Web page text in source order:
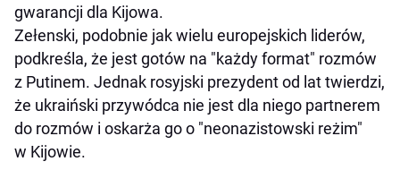
gwarancji dla Kijowa.
Zełenski, podobnie jak wielu europejskich liderów,
podkreśla, że jest gotów na "każdy format" rozmów
z Putinem. Jednak rosyjski prezydent od lat twierdzi,
że ukraiński przywódca nie jest dla niego partnerem
do rozmów i oskarża go o "neonazistowski reżim"
w Kijowie.